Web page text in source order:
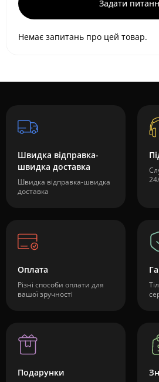
Задати
Немає запитань про цей товар.
Швидка відправка-
швидка доставка
Швидка відправка-швидка
доставка
Оплата
Різні способи оплати для
вашої зручності
Подарунки